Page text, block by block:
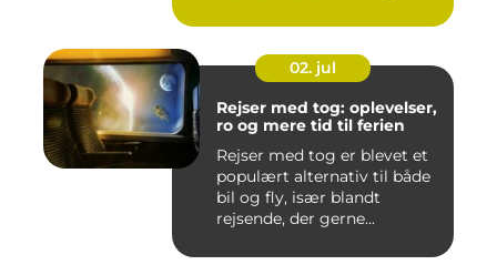
02. jul
Rejser med tog: oplevelser,
ro og mere tid til ferien
Rejser med tog er blevet et
populært alternativ til både
bil og fly, især blandt
rejsende, der gerne...